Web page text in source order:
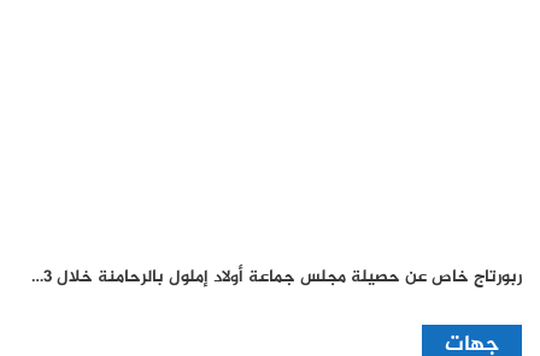
ربورتاج خاص عن حصيلة مجلس جماعة أولاد إملول بالرحامنة خلال 3…
جهات